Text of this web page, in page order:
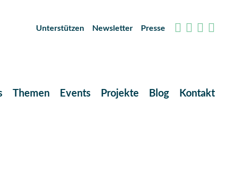
Unterstützen Newsletter Presse
Themen Events Projekte Blog Kontakt